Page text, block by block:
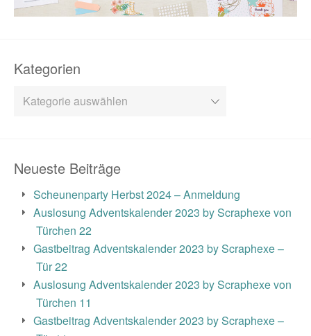
Kategorien
Kategorien
Neueste Beiträge
Scheunenparty Herbst 2024 – Anmeldung
Auslosung Adventskalender 2023 by Scraphexe von
Türchen 22
Gastbeitrag Adventskalender 2023 by Scraphexe –
Tür 22
Auslosung Adventskalender 2023 by Scraphexe von
Türchen 11
Gastbeitrag Adventskalender 2023 by Scraphexe –